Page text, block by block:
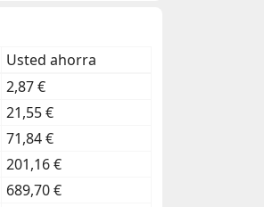
Usted ahorra
2,87 €
21,55 €
71,84 €
201,16 €
689,70 €